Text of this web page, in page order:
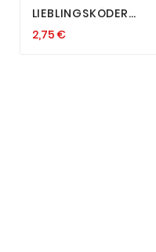
LIEBLINGSKÖDER
JIGKOPF 1 2/0 3/0 4/0
2,75 €